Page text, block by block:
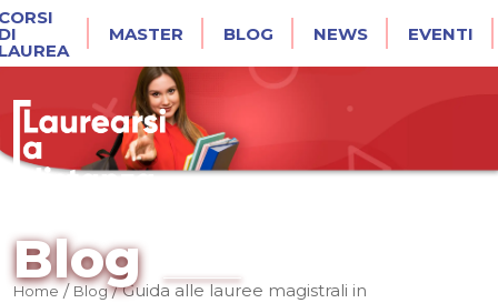
MASTER BLOG NEWS EVENTI
Blog
Home/Blog/Guida alle lauree magistrali in